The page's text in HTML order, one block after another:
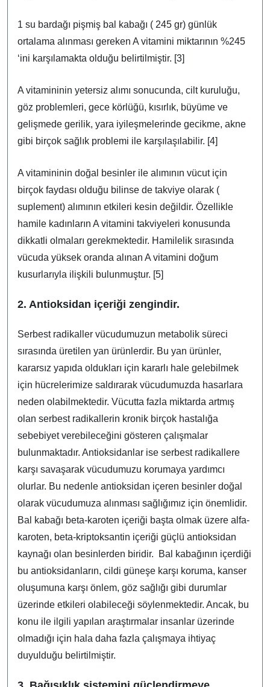
1 su bardağı pişmiş bal kabağı ( 245 gr) günlük
ortalama alınması gereken A vitamini miktarının %245
‘ini karşılamakta olduğu belirtilmiştir. [3]
A vitamininin yetersiz alımı sonucunda, cilt kuruluğu,
göz problemleri, gece körlüğü, kısırlık, büyüme ve
gelişmede gerilik, yara iyileşmelerinde gecikme, akne
gibi birçok sağlık problemi ile karşılaşılabilir. [4]
A vitamininin doğal besinler ile alımının vücut için
birçok faydası olduğu bilinse de takviye olarak (
suplement) alımının etkileri kesin değildir. Özellikle
hamile kadınların A vitamini takviyeleri konusunda
dikkatli olmaları gerekmektedir. Hamilelik sırasında
vücuda yüksek oranda alınan A vitamini doğum
kusurlarıyla ilişkili bulunmuştur. [5]
2. Antioksidan içeriği zengindir.
Serbest radikaller vücudumuzun metabolik süreci
sırasında üretilen yan ürünlerdir. Bu yan ürünler,
kararsız yapıda oldukları için kararlı hale gelebilmek
için hücrelerimize saldırarak vücudumuzda hasarlara
neden olabilmektedir. Vücutta fazla miktarda artmış
olan serbest radikallerin kronik birçok hastalığa
sebebiyet verebileceğini gösteren çalışmalar
bulunmaktadır. Antioksidanlar ise serbest radikallere
karşı savaşarak vücudumuzu korumaya yardımcı
olurlar. Bu nedenle antioksidan içeren besinler doğal
olarak vücudumuza alınması sağlığımız için önemlidir.
Bal kabağı beta-karoten içeriği başta olmak üzere alfa-
karoten, beta-kriptoksantin içeriği güçlü antioksidan
kaynağı olan besinlerden biridir. Bal kabağının içerdiği
bu antioksidanların, cildi güneşe karşı koruma, kanser
oluşumuna karşı önlem, göz sağlığı gibi durumlar
üzerinde etkileri olabileceği söylenmektedir. Ancak, bu
konu ile ilgili yapılan araştırmalar insanlar üzerinde
olmadığı için hala daha fazla çalışmaya ihtiyaç
duyulduğu belirtilmiştir.